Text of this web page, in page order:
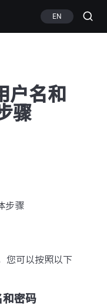
EN
户名和
骤
步骤
您可以按照以下
和密码